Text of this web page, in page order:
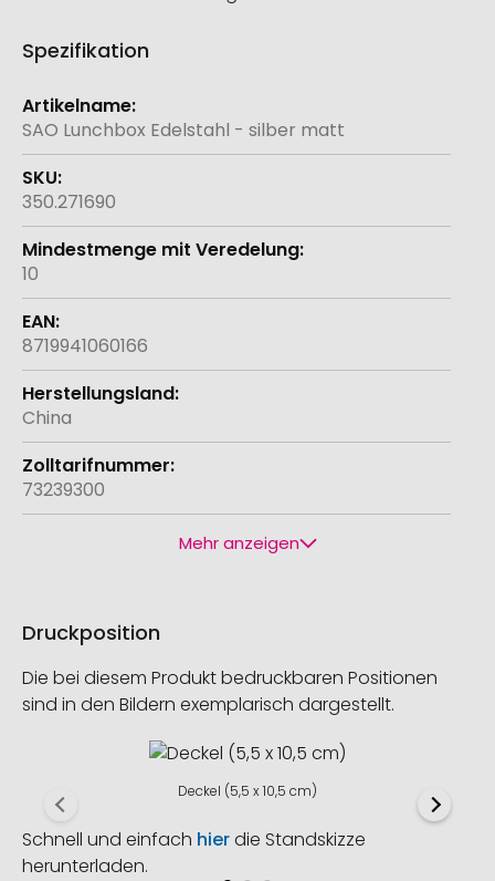
Spezifikation
Weitere
Informationen
SAO Lunchbox Edelstahl - silber matt
350.271690
10
8719941060166
China
73239300
Mehr anzeigen
Druckposition
Die bei diesem Produkt bedruckbaren Positionen
sind in den Bildern exemplarisch dargestellt.
Deckel (5,5 x 10,5 cm)
Schnell und einfach hierdie Standskizze
herunterladen.